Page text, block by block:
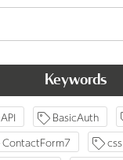
Keywords
API BasicAuth
ContactForm7 css